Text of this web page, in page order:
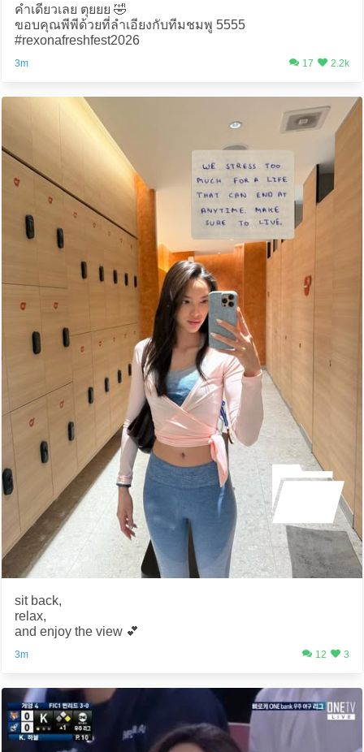
คำเดียวเลย ตุยยย 🤣
ขอบคุณพีพีด้วยที่ลำเอียงกับทีมชมพู 5555
#rexonafreshfest2026
3m 17 2.2k
sit back,
relax,
and enjoy the view 💕
3m 12 3